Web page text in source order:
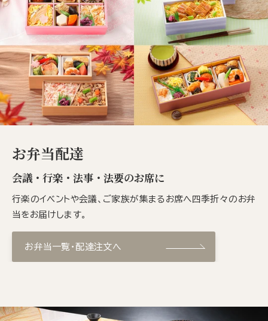
お弁当配達
会議・行楽・法事・法要のお席に
行楽のイベントや会議、ご家族が集まるお席へ四季折々のお弁
当をお届けします。
お弁当一覧・配達注文へ